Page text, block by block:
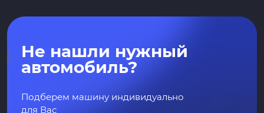
Не нашли нужный
автомобиль?
Подберем машину индивидуально
для Вас